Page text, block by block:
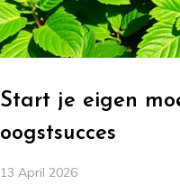
Start je eigen
oogstsucces
13 April 2026